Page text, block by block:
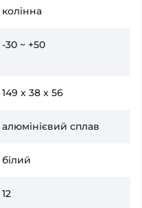
колінна
-30 ~ +50
149 х 38 х 56
алюмінієвий сплав
білий
12